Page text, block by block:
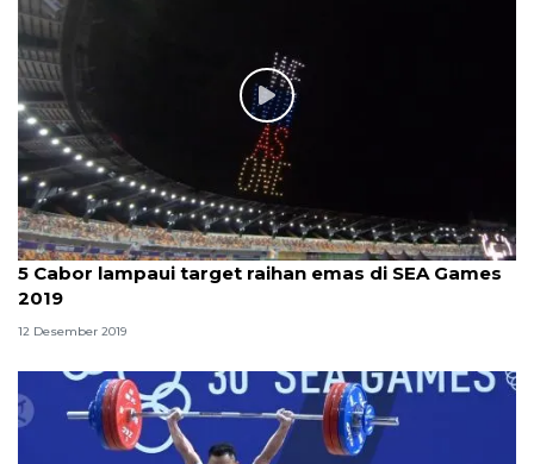
5 Cabor lampaui target raihan emas di SEA Games
2019
12 Desember 2019